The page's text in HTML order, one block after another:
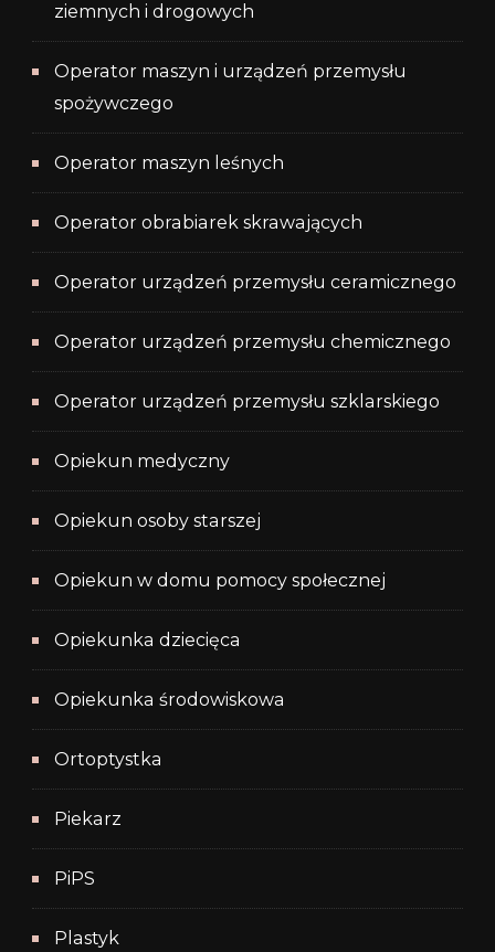
ziemnych i drogowych
Operator maszyn i urządzeń przemysłu
spożywczego
Operator maszyn leśnych
Operator obrabiarek skrawających
Operator urządzeń przemysłu ceramicznego
Operator urządzeń przemysłu chemicznego
Operator urządzeń przemysłu szklarskiego
Opiekun medyczny
Opiekun osoby starszej
Opiekun w domu pomocy społecznej
Opiekunka dziecięca
Opiekunka środowiskowa
Ortoptystka
Piekarz
PiPS
Plastyk